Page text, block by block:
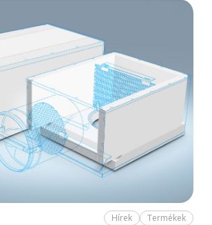
Hírek Termékek